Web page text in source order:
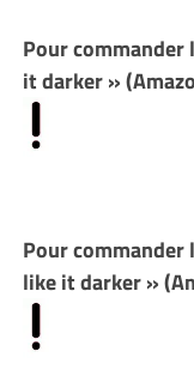
Pour commander
it darker »
Pour
like it darker »